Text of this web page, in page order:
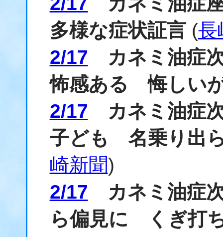
多様な症状証言(長
2/17 カネミ油症
怖感ある 悔しい
2/17 カネミ油症
子ども 名乗り出
崎新聞)
2/17 カネミ油症
ら偏見に くぎ打